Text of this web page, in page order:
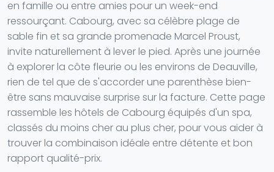
en famille ou entre amies pour un week-end
ressourçant. Cabourg, avec sa célèbre plage de
sable fin et sa grande promenade Marcel Proust,
invite naturellement à lever le pied. Après une journée
à explorer la côte fleurie ou les environs de Deauville,
rien de tel que de s'accorder une parenthèse bien-
être sans mauvaise surprise sur la facture. Cette page
rassemble les hôtels de Cabourg équipés d'un spa,
classés du moins cher au plus cher, pour vous aider à
trouver la combinaison idéale entre détente et bon
rapport qualité-prix.